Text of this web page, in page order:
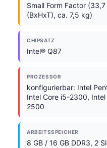
Small Form Factor
(BxHxT), ca. 7,5 kg)
CHIPSATZ
Intel® Q87
PROZESSOR
konfigurierbar: Intel
Intel Core i5-2300,
2500
ARBEITSSPEICHER
8 GB / 16 GB DDR3, 2